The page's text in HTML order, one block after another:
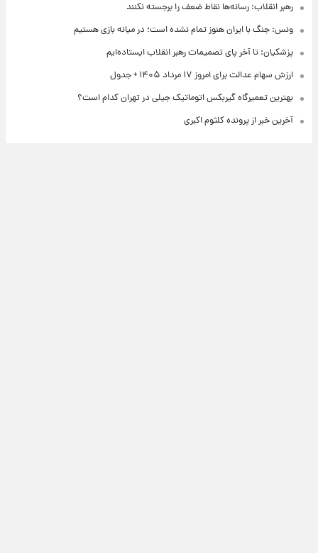
رهبر انقلاب: رسانه‌ها نقاط ضعف را برجسته نکنند
ونس: جنگ با ایران هنوز تمام نشده است؛ در میانه بازی هستیم
پزشکیان: تا آخر پای تصمیمات رهبر انقلاب ایستاده‌ایم
ارزش سهام عدالت برای امروز ۱۷ مرداد ۱۴۰۵ + جدول
بهترین تعمیرگاه گیربکس اتوماتیک جیلی در تهران کدام است؟
آخرین خبر از پرونده کلثوم اکبری